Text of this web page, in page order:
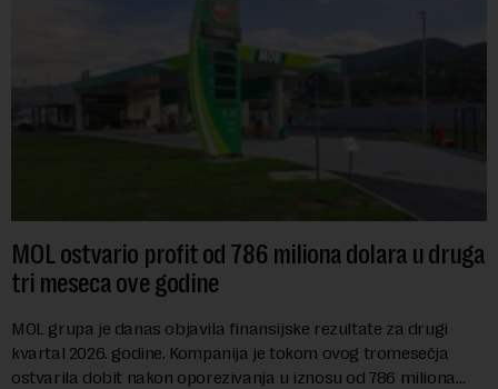
MOL ostvario profit od 786 miliona dolara u druga
tri meseca ove godine
MOL grupa je danas objavila finansijske rezultate za drugi
kvartal 2026. godine. Kompanija je tokom ovog tromesečja
ostvarila dobit nakon oporezivanja u iznosu od 786 miliona